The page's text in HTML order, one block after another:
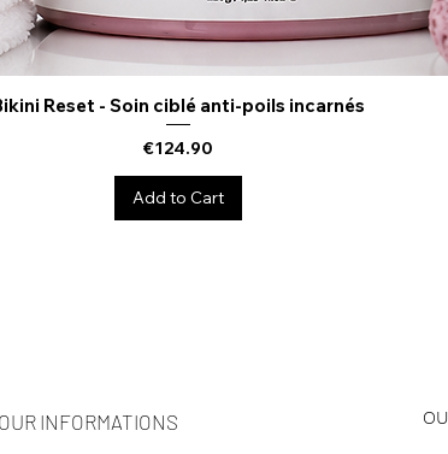
Quick View
Reset - Soin ciblé anti-poils incarnés
Price
€124.90
Add to Cart
OUR INFORMATIONS